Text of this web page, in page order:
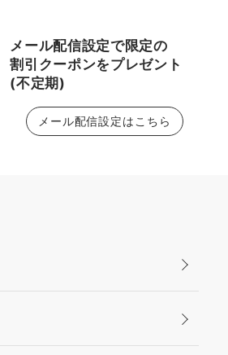
メール配信設定で限定の
割引クーポンをプレゼント
(不定期)
メール配信設定はこちら